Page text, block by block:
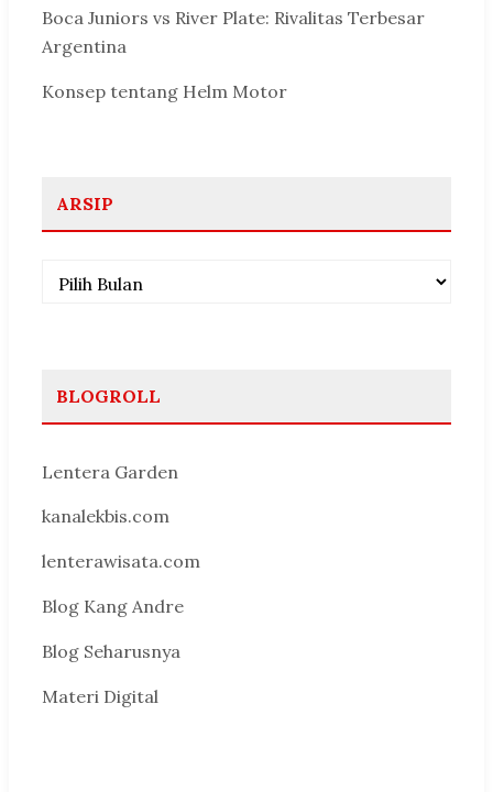
Boca Juniors vs River Plate: Rivalitas Terbesar
Argentina
Konsep tentang Helm Motor
ARSIP
Arsip
BLOGROLL
Lentera Garden
kanalekbis.com
lenterawisata.com
Blog Kang Andre
Blog Seharusnya
Materi Digital